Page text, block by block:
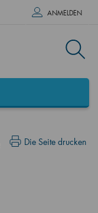
ANMELDEN
Die Seite drucken